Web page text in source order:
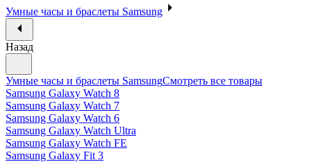
Умные часы и браслеты Samsung
Назад
Умные часы и браслеты SamsungСмотреть все товары
Samsung Galaxy Watch 8
Samsung Galaxy Watch 7
Samsung Galaxy Watch 6
Samsung Galaxy Watch Ultra
Samsung Galaxy Watch FE
Samsung Galaxy Fit 3